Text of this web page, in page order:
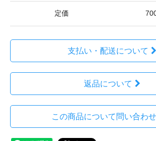
定価
支払い・配送について
返品について
この商品について問い合わ